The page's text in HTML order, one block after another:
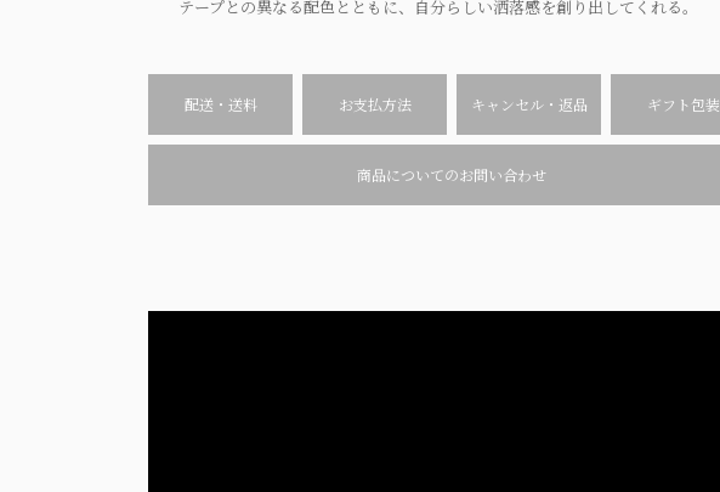
テープとの異なる配色とともに、自分らしい洒落感を創り出してくれる。
配送・送料 お支払方法 キャンセル・返品 ギフト包装
商品についてのお問い合わせ